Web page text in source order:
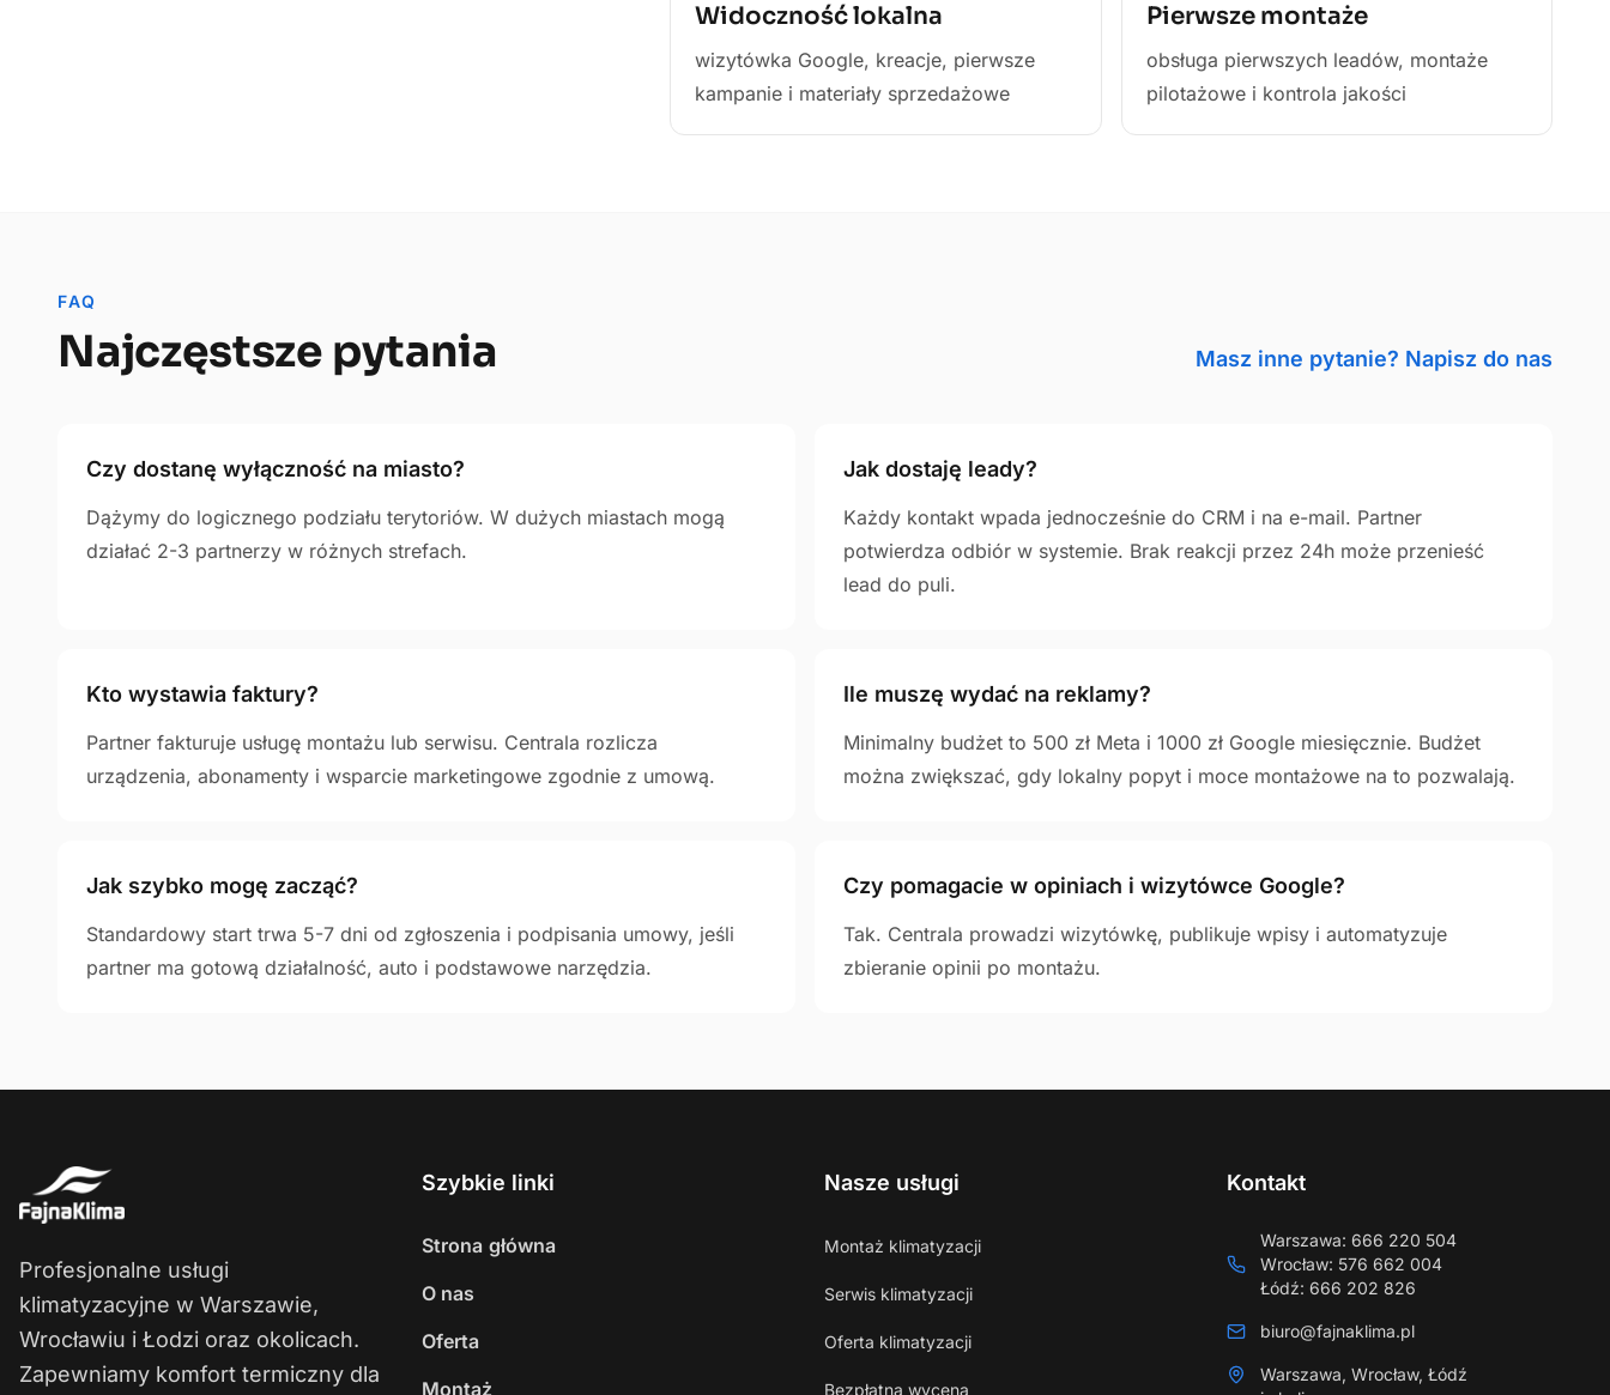
Widoczność lokalna
wizytówka Google, kreacje, pierwsze
kampanie i materiały sprzedażowe
Pierwsze montaże
obsługa pierwszych leadów, montaże
pilotażowe i kontrola jakości
FAQ
Najczęstsze pytania Masz inne pytanie? Napisz do nas
Czy dostanę wyłączność na miasto?
Dążymy do logicznego podziału terytoriów. W dużych miastach mogą
działać 2-3 partnerzy w różnych strefach.
Jak dostaję leady?
Każdy kontakt wpada jednocześnie do CRM i na e-mail. Partner
potwierdza odbiór w systemie. Brak reakcji przez 24h może przenieść
lead do puli.
Kto wystawia faktury?
Partner fakturuje usługę montażu lub serwisu. Centrala rozlicza
urządzenia, abonamenty i wsparcie marketingowe zgodnie z umową.
Ile muszę wydać na reklamy?
Minimalny budżet to 500 zł Meta i 1000 zł Google miesięcznie. Budżet
można zwiększać, gdy lokalny popyt i moce montażowe na to pozwalają.
Jak szybko mogę zacząć?
Standardowy start trwa 5-7 dni od zgłoszenia i podpisania umowy, jeśli
partner ma gotową działalność, auto i podstawowe narzędzia.
Czy pomagacie w opiniach i wizytówce Google?
Tak. Centrala prowadzi wizytówkę, publikuje wpisy i automatyzuje
zbieranie opinii po montażu.
Profesjonalne usługi
klimatyzacyjne w Warszawie,
Wrocławiu i Łodzi oraz okolicach.
Zapewniamy komfort termiczny dla
Szybkie linki
Strona główna
O nas
Oferta
Montaż
Nasze usługi
Montaż klimatyzacji
Serwis klimatyzacji
Oferta klimatyzacji
Bezpłatna wycena
Kontakt
Warszawa: 666 220 504
Wrocław: 576 662 004
Łódź: 666 202 826
biuro@fajnaklima.pl
Warszawa, Wrocław, Łódź